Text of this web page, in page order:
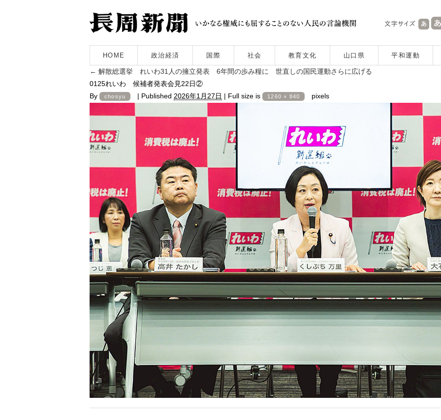
HOME 政治経済 国際 社会 教育文化 山口県 平和運動
← 解散総選挙 れいわ31人の擁立発表 6年間の歩み糧に 世直しの国民運動さらに広げる
0125れいわ 候補者発表会見22日②
By
chosyu | Published 2026年1月27日 | Full size is 1260 × 840 pixels